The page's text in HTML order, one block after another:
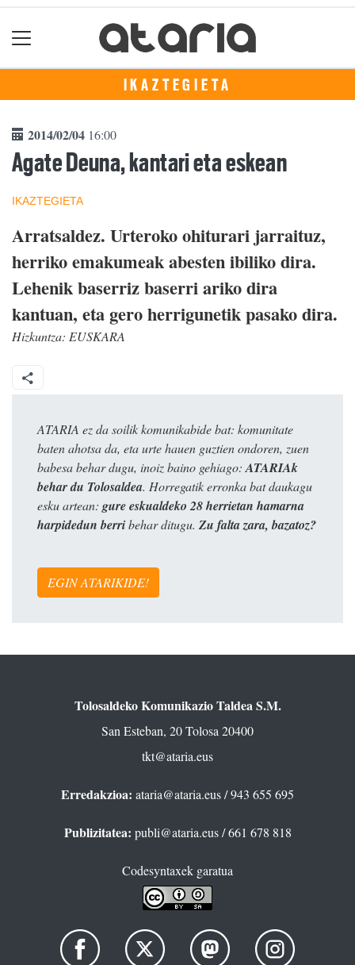
IKAZTEGIETA
2014/02/04 16:00
Agate Deuna, kantari eta eskean
IKAZTEGIETA
Arratsaldez. Urteroko ohiturari jarraituz,
herriko emakumeak abesten ibiliko dira.
Lehenik baserriz baserri ariko dira
kantuan, eta gero herrigunetik pasako dira.
Hizkuntza: EUSKARA
ATARIA ez da soilik komunikabide bat: komunitate
baten ahotsa da, eta urte hauen guztien ondoren, zuen
babesa behar dugu, inoiz baino gehiago:ATARIAk
behar du Tolosaldea. Horregatik erronka bat daukagu
esku artean: gure eskualdeko 28 herrietan hamarna
harpidedun berribehar ditugu. Zu falta zara, bazatoz?
EGIN ATARIKIDE!
Tolosaldeko Komunikazio Taldea S.M.
San Esteban, 20 Tolosa 20400
tkt@ataria.eus
Erredakzioa: ataria@ataria.eus/ 943 655 695
Publizitatea: publi@ataria.eus/ 661 678 818
Codesyntaxek garatua